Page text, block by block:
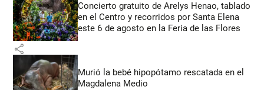
Concierto gratuito de Arelys Henao, tablado
en el Centro y recorridos por Santa Elena
este 6 de agosto en la Feria de las Flores
share
Murió la bebé hipopótamo rescatada en el
Magdalena Medio